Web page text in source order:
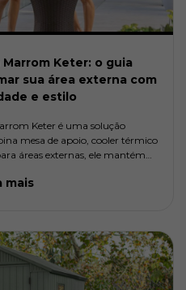
Keter: o guia
sua área externa com
e estilo
Keter é uma solução
mesa de apoio, cooler térmico
áreas externas, ele mantém
mais